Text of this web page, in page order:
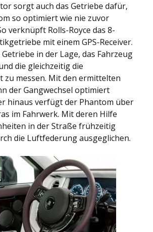
sorgt auch das Getriebe dafür,
so optimiert wie nie zuvor
verknüpft Rolls-Royce das 8-
mit einem GPS-Receiver.
in der Lage, das Fahrzeug
die gleichzeitig die
zu messen. Mit den ermittelten
der Gangwechsel optimiert
hinaus verfügt der Phantom über
im Fahrwerk. Mit deren Hilfe
in der Straße frühzeitig
die Luftfederung ausgeglichen.